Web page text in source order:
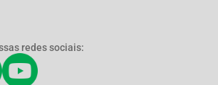
redes sociais: